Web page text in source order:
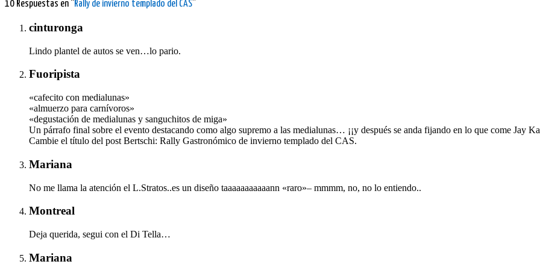
10 Respuestas en “Rally de invierno templado del CAS”
cinturonga
Lindo plantel de autos se ven…lo pario.
Fuoripista
«cafecito con medialunas»
«almuerzo para carnívoros»
«degustación de medialunas y sanguchitos de miga»
Un párrafo final sobre el evento destacando como algo supremo a las medialunas… ¡¡y después se anda fijando en lo que come Jay
Cambie el título del post Bertschi: Rally Gastronómico de invierno templado del CAS.
Mariana
No me llama la atención el L.Stratos..es un diseño taaaaaaaaaaann «raro»– mmmm, no, no lo entiendo..
Montreal
Deja querida, segui con el Di Tella…
Mariana